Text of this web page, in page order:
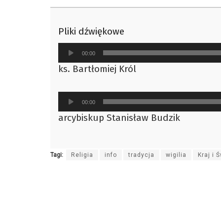
Pliki dźwiękowe
Odtwarzacz
plików
dźwiękowych
00:00
ks. Bartłomiej Król
Odtwarzacz
plików
dźwiękowych
00:00
arcybiskup Stanisław Budzik
Tagi: Religia info tradycja wigilia Kraj i